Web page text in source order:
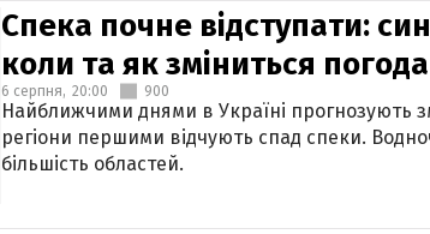
Спека почне відступати:
коли та як зміниться
6 серпня, 20:00 900
Найближчими днями в Україні прогнозують
регіони першими відчують спад спеки.
більшість областей.